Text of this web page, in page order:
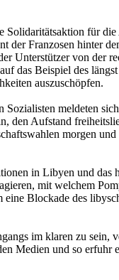
für
Franzosen hinter
Unterstützer von
das Beispiel des
auszuschöpfen.
meldeten
den Aufstand
morgen
in Libyen und
mit welchem
Blockade des
im klaren zu
Medien und so